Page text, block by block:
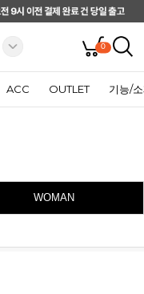
0
ACC OUTLET 기능/
WOMAN